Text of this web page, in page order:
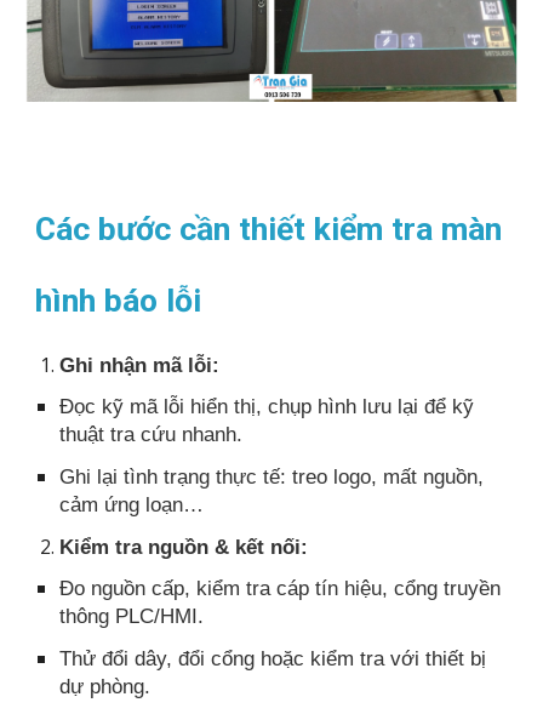
Các bước cần thiết kiểm tra màn
hình báo lỗi
Ghi nhận mã lỗi:
Đọc kỹ mã lỗi hiển thị, chụp hình lưu lại để kỹ
thuật tra cứu nhanh.
Ghi lại tình trạng thực tế: treo logo, mất nguồn,
cảm ứng loạn…
Kiểm tra nguồn & kết nối:
Đo nguồn cấp, kiểm tra cáp tín hiệu, cổng truyền
thông PLC/HMI.
Thử đổi dây, đổi cổng hoặc kiểm tra với thiết bị
dự phòng.